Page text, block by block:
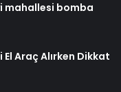
mahallesi bomba
Araç Alırken Dikkat